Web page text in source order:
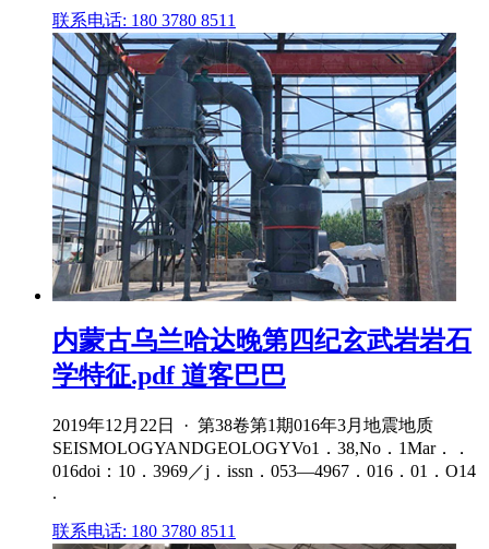
联系电话: 180 3780 8511
内蒙古乌兰哈达晚第四纪玄武岩岩石
学特征.pdf 道客巴巴
2019年12月22日 · 第38卷第1期016年3月地震地质
SEISMOLOGYANDGEOLOGYVo1．38,No．1Mar．．
016doi：10．3969／j．issn．053—4967．016．01．O14
.
联系电话: 180 3780 8511